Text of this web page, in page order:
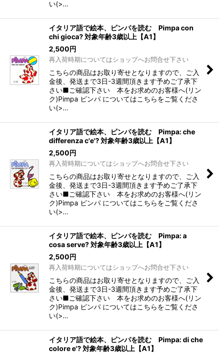
い(>…
イタリア語で絵本、ピンパを読む Pimpa con
chi gioca? 対象年齢3歳以上【A1】
2,500円
再入荷時期についてはショップへお問合せ下さい
こちらの商品はお取り寄せとなりますので、ご入
金後、発送まで3日-3週間頂きます予めご了承下
さい■ご確認下さい 本をお求めのお客様へ(リン
ク)Pimpa ピンパ についてはこちらをご覧くださ
い(>…
イタリア語で絵本、ピンパを読む Pimpa: che
differenza c'e'? 対象年齢3歳以上【A1】
2,500円
再入荷時期についてはショップへお問合せ下さい
こちらの商品はお取り寄せとなりますので、ご入
金後、発送まで3日-3週間頂きます予めご了承下
さい■ご確認下さい 本をお求めのお客様へ(リン
ク)Pimpa ピンパ についてはこちらをご覧くださ
い(>…
イタリア語で絵本、ピンパを読む Pimpa: a
cosa serve? 対象年齢3歳以上【A1】
2,500円
再入荷時期についてはショップへお問合せ下さい
こちらの商品はお取り寄せとなりますので、ご入
金後、発送まで3日-3週間頂きます予めご了承下
さい■ご確認下さい 本をお求めのお客様へ(リン
ク)Pimpa ピンパ についてはこちらをご覧くださ
い(>…
イタリア語で絵本、ピンパを読む Pimpa: di che
colore e'? 対象年齢3歳以上【A1】